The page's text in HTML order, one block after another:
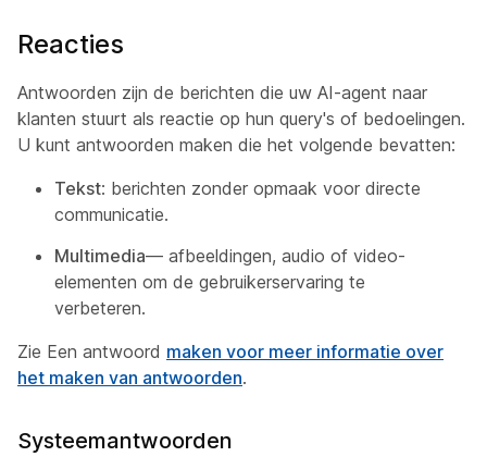
Reacties
Antwoorden zijn de berichten die uw AI-agent naar
klanten stuurt als reactie op hun query's of bedoelingen.
U kunt antwoorden maken die het volgende bevatten:
Tekst: berichten zonder opmaak voor directe
communicatie.
Multimedia— afbeeldingen, audio of video-
elementen om de gebruikerservaring te
verbeteren.
Zie Een antwoord maken voor meer informatie over
het maken van antwoorden.
Systeemantwoorden